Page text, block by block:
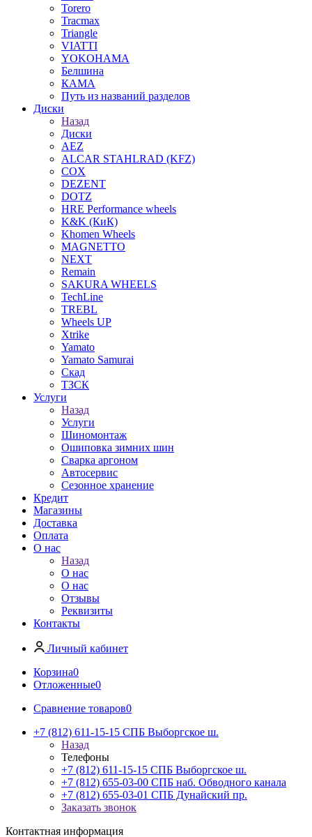
Torero
Tracmax
Triangle
VIATTI
YOKOHAMA
Белшина
КАМА
Путь из названий разделов
Диски
Назад
Диски
AEZ
ALCAR STAHLRAD (KFZ)
COX
DEZENT
DOTZ
HRE Performance wheels
K&K (КиК)
Khomen Wheels
MAGNETTO
NEXT
Remain
SAKURA WHEELS
TechLine
TREBL
Wheels UP
Xtrike
Yamato
Yamato Samurai
Скад
ТЗСК
Услуги
Назад
Услуги
Шиномонтаж
Ошиповка зимних шин
Сварка аргоном
Автосервис
Сезонное хранение
Кредит
Магазины
Доставка
Оплата
О нас
Назад
О нас
О нас
Отзывы
Реквизиты
Контакты
Личный кабинет
Корзина0
Отложенные0
Сравнение товаров0
+7 (812) 611-15-15 СПБ Выборгское ш.
Назад
Телефоны
+7 (812) 611-15-15 СПБ Выборгское ш.
+7 (812) 655-03-00 СПБ наб. Обводного канала
+7 (812) 655-03-01 СПБ Дунайский пр.
Заказать звонок
Контактная информация